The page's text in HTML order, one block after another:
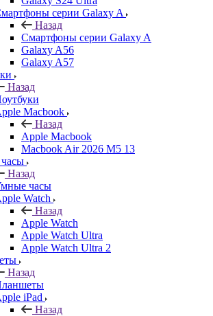
серии Galaxy A
Назад
Смартфоны серии Galaxy A
Galaxy A56
Galaxy A57
Назад
Macbook
Назад
Apple Macbook
Macbook Air 2026 M5 13
Назад
часы
Watch
Назад
Apple Watch
Apple Watch Ultra
Apple Watch Ultra 2
Назад
iPad
Назад